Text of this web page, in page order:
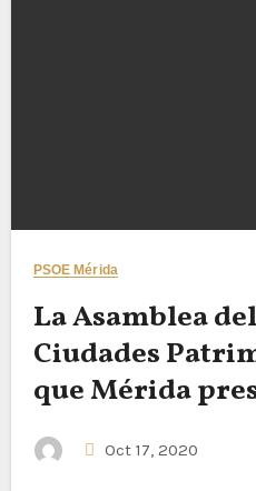
PSOE Mérida
La Asamblea
Ciudades
que Mérida
partir de enero
Oct 17, 2020